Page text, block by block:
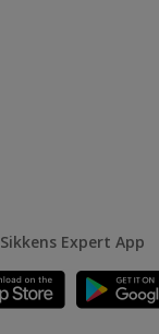
Sikkens Expert App